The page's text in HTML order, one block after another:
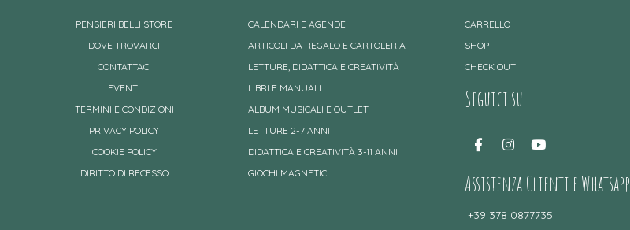
PENSIERI BELLI STORE
DOVE TROVARCI
CONTATTACI
EVENTI
TERMINI E CONDIZIONI
PRIVACY POLICY
COOKIE POLICY
DIRITTO DI RECESSO
CALENDARI E AGENDE
ARTICOLI DA REGALO E CARTOLERIA
LETTURE, DIDATTICA E CREATIVITÀ
LIBRI E MANUALI
ALBUM MUSICALI E OUTLET
LETTURE 2-7 ANNI
DIDATTICA E CREATIVITÀ 3-11 ANNI
GIOCHI MAGNETICI
CARRELLO
SHOP
CHECK OUT
Seguici su
Assistenza Clienti e Whatsapp
+39 378 0877735